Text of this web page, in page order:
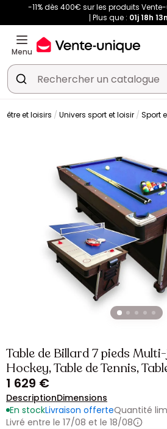
-11% dès 400€ sur les produits
Plus que : 01j 18h
Menu
être et loisirs Univers sport et loisir Sport
Table de Billard 7 pieds
Hockey, Table de Tennis,
1 629 €
DescriptionDimensions
En stockLivraison offerteQuantité
Livré entre le 17/08 et le 18/08